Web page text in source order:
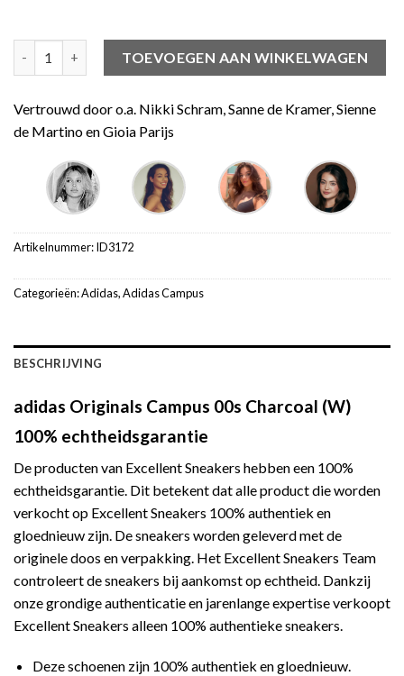
TOEVOEGEN AAN WINKELWAGEN
Vertrouwd door o.a. Nikki Schram, Sanne de Kramer, Sienne
de Martino en Gioia Parijs
Artikelnummer:ID3172
Categorieën:Adidas,Adidas Campus
BESCHRIJVING
adidas Originals Campus 00s Charcoal (W)
100% echtheidsgarantie
De producten van Excellent Sneakers hebben een 100%
echtheidsgarantie. Dit betekent dat alle product die worden
verkocht op Excellent Sneakers 100% authentiek en
gloednieuw zijn. De sneakers worden geleverd met de
originele doos en verpakking. Het Excellent Sneakers Team
controleert de sneakers bij aankomst op echtheid. Dankzij
onze grondige authenticatie en jarenlange expertise verkoopt
Excellent Sneakers alleen 100% authentieke sneakers.
Deze schoenen zijn 100% authentiek en gloednieuw.